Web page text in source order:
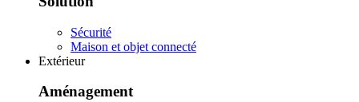
Sécurité
Maison et objet connecté
Extérieur
Aménagement